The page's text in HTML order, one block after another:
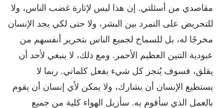
مقاصدي من أسئلتي. إن هذا ليس لإثارة غضب الناس، ولا
للتحريض على التمرد بين البشر، ولا حتى لكي يجد الإنسان
مخرجًا له، بل للسماح لجميع الناس بتحرير أنفسهم من
عبودية التنين العظيم الأحمر. ومع ذلك، لا ينبغي لأحد أن
يقلق، فسوف يُنجز كل شيء بفعل كلماتي. ربما لا
يستطيع الإنسان أن يشارك، ولا يمكن لأي إنسان أن يقوم
بالعمل الذي سأقوم به. سأزيل الهواء كلية من جميع